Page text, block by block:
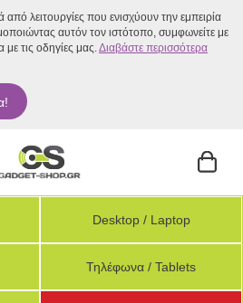
λειτουργίες που ενισχύουν την εμπειρία
αυτόν τον ιστότοπο, συμφωνείτε με
τις οδηγίες μας.Διαβάστε περισσότερα
Desktop / Laptop
Τηλέφωνα / Tablets